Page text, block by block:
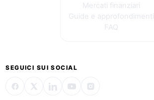
Mercati finanziari
Guide e approfondimenti
FAQ
SEGUICI SUI SOCIAL